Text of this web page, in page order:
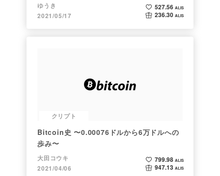
ゆうき
2021/05/17
527.56 ALIS
236.30 ALIS
クリプト
Bitcoin史 〜0.00076ドルから6万ドルへの
歩み〜
大田コウキ
2021/04/06
799.98 ALIS
947.13 ALIS